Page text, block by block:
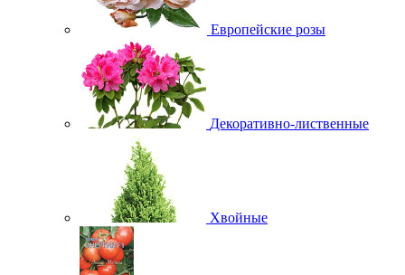
Европейские розы
Декоративно-лиственные
Хвойные